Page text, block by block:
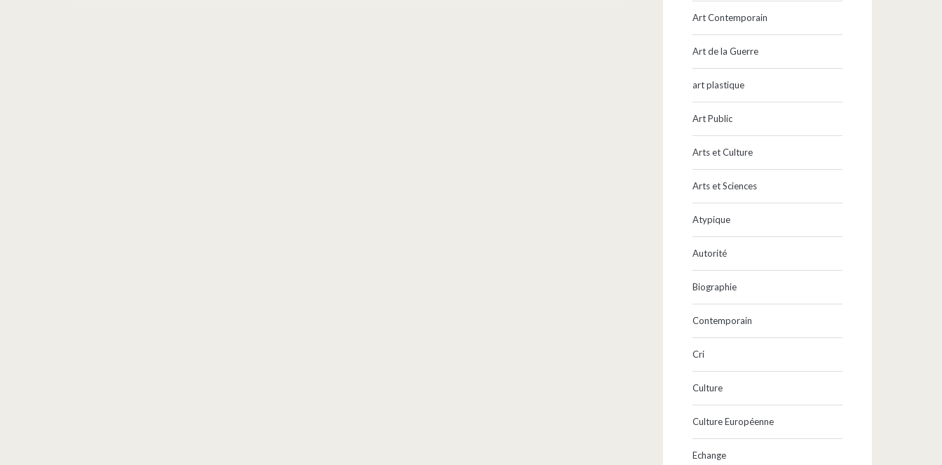
Art Contemporain
Art de la Guerre
art plastique
Art Public
Arts et Culture
Arts et Sciences
Atypique
Autorité
Biographie
Contemporain
Cri
Culture
Culture Européenne
Echange